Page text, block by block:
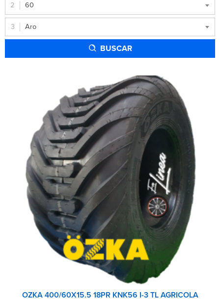
60
Aro
BUSCAR
OZKA 400/60X15.5 18PR KNK56 I-3 TL AGRICOLA